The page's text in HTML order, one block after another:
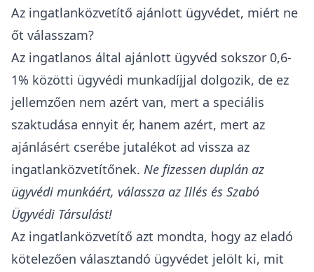
Az ingatlanközvetítő ajánlott ügyvédet, miért ne
őt válasszam?
Az ingatlanos által ajánlott ügyvéd sokszor 0,6-
1% közötti ügyvédi munkadíjjal dolgozik, de ez
jellemzően nem azért van, mert a speciális
szaktudása ennyit ér, hanem azért, mert az
ajánlásért cserébe jutalékot ad vissza az
ingatlanközvetítőnek. Ne fizessen duplán az
ügyvédi munkáért, válassza az Illés és Szabó
Ügyvédi Társulást!
Az ingatlanközvetítő azt mondta, hogy az eladó
kötelezően választandó ügyvédet jelölt ki, mit